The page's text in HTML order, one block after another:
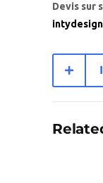
Devis sur